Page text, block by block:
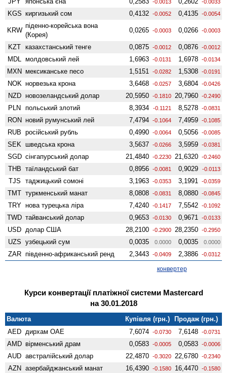
-0.0013 -0.0033
KGS киргизький сом 0,4132 -0.0052 0,4135 -0.0054
KRW
піденно-корейська вона
(Корея)
0,0265 -0.0003 0,0266 -0.0003
KZT казахстанський тенге 0,0875 -0.0012 0,0876 -0.0012
MDL молдовський лей 1,6963 -0.0131 1,6978 -0.0134
MXN мексиканське песо 1,5151 -0.0282 1,5308 -0.0191
NOK норвезька крона 3,6468 -0.0257 3,6804 -0.0426
NZD ново­зеландський долар 20,5950 -0.1810 20,7960 -0.2490
PLN польський злотий 8,3934 -0.1121 8,5278 -0.0831
RON новий румунський лей 7,4794 -0.1064 7,4959 -0.1085
RUB російський рубль 0,4990 -0.0064 0,5056 -0.0085
SEK шведська крона 3,5637 -0.0266 3,5959 -0.0381
SGD сінгапурський долар 21,4840 -0.2230 21,6320 -0.2460
THB таїландський бат 0,8956 -0.0081 0,9029 -0.0113
TJS таджицький сомоні 3,1963 -0.0353 3,1991 -0.0359
TMT туркменський манат 8,0808 -0.0831 8,0880 -0.0845
TRY нова турецька ліра 7,4240 -0.1417 7,5542 -0.1092
TWD тайванський долар 0,9653 -0.0130 0,9671 -0.0133
USD долар США 28,2100 -0.2900 28,2350 -0.2950
UZS узбецький сум 0,0035 0.0000 0,0035 0.0000
ZAR південно-африканський ренд 2,3443 -0.0409 2,3886 -0.0312
конвертер
Курси конвертації платіжної системи Mastercard
на 30.01.2018
Валюта Купівля (грн.)
Продаж (грн.)
AED дирхам ОАЕ 7,6074 -0.0730 7,6148 -0.0731
AMD вiрменський драм 0,0583 -0.0005 0,0583 -0.0006
AUD австралійський долар 22,4870 -0.3020 22,6780 -0.2340
AZN азербайджанський манат 16,4390 -0.1580 16,4470 -0.1580